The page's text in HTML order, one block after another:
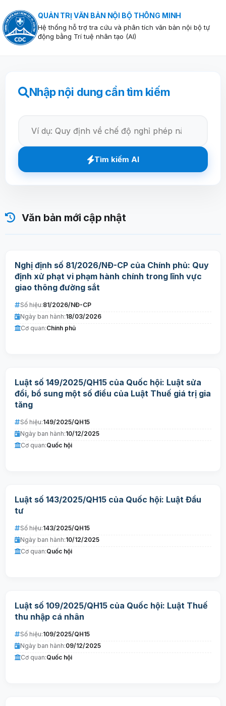
QUẢN TRỊ VĂN BẢN NỘI BỘ THÔNG MINH
Hệ thống hỗ trợ tra cứu và phân tích văn bản nội bộ tự
động bằng Trí tuệ nhân tạo (AI)
Nhập nội dung cần tìm kiếm
Tìm kiếm AI
Văn bản mới cập nhật
Nghị định số 81/2026/NĐ-CP của Chính phủ: Quy
định xử phạt vi phạm hành chính trong lĩnh vực
giao thông đường sắt
Số hiệu:81/2026/NĐ-CP
Ngày ban hành:18/03/2026
Cơ quan:Chính phủ
Luật số 149/2025/QH15 của Quốc hội: Luật sửa
đổi, bổ sung một số điều của Luật Thuế giá trị gia
tăng
Số hiệu:149/2025/QH15
Ngày ban hành:10/12/2025
Cơ quan:Quốc hội
Luật số 143/2025/QH15 của Quốc hội: Luật Đầu
tư
Số hiệu:143/2025/QH15
Ngày ban hành:10/12/2025
Cơ quan:Quốc hội
Luật số 109/2025/QH15 của Quốc hội: Luật Thuế
thu nhập cá nhân
Số hiệu:109/2025/QH15
Ngày ban hành:09/12/2025
Cơ quan:Quốc hội